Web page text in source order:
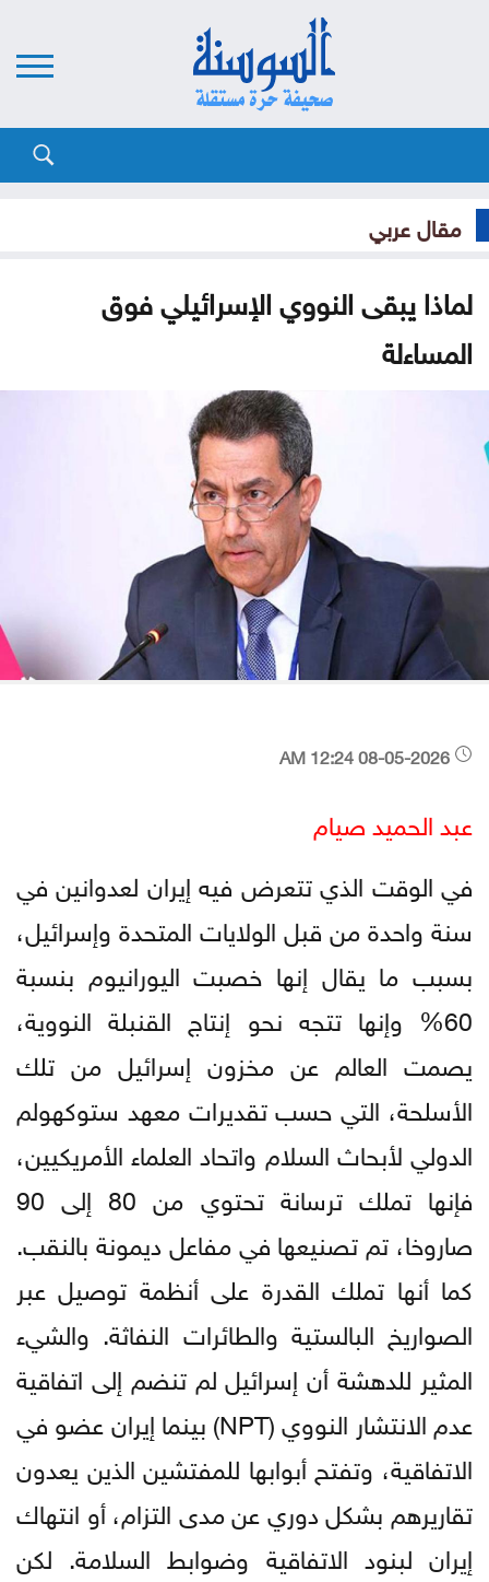
مقال عربي
لماذا يبقى النووي الإسرائيلي فوق
المساءلة
عبد الحميد صيام
في الوقت الذي تتعرض فيه إيران لعدوانين في
سنة واحدة من قبل الولايات المتحدة وإسرائيل،
بسبب ما يقال إنها خصبت اليورانيوم بنسبة
60% وإنها تتجه نحو إنتاج القنبلة النووية،
يصمت العالم عن مخزون إسرائيل من تلك
الأسلحة، التي حسب تقديرات معهد ستوكهولم
الدولي لأبحاث السلام واتحاد العلماء الأمريكيين،
فإنها تملك ترسانة تحتوي من 80 إلى 90
صاروخا، تم تصنيعها في مفاعل ديمونة بالنقب.
كما أنها تملك القدرة على أنظمة توصيل عبر
الصواريخ البالستية والطائرات النفاثة. والشيء
المثير للدهشة أن إسرائيل لم تنضم إلى اتفاقية
عدم الانتشار النووي (NPT) بينما إيران عضو في
الاتفاقية، وتفتح أبوابها للمفتشين الذين يعدون
تقاريرهم بشكل دوري عن مدى التزام، أو انتهاك
إيران لبنود الاتفاقية وضوابط السلامة. لكن